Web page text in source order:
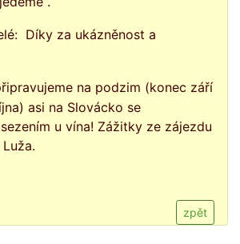
asi na Slovácko se
u vína! Zážitky ze zájezdu
zpět